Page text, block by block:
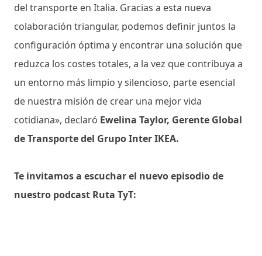
del transporte en Italia. Gracias a esta nueva
colaboración triangular, podemos definir juntos la
configuración óptima y encontrar una solución que
reduzca los costes totales, a la vez que contribuya a
un entorno más limpio y silencioso, parte esencial
de nuestra misión de crear una mejor vida
cotidiana», declaró Ewelina Taylor, Gerente Global
de Transporte del Grupo Inter IKEA.
Te invitamos a escuchar el nuevo episodio de
nuestro podcast Ruta TyT: